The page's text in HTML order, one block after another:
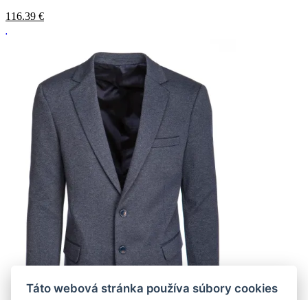
116.39 €
Táto webová stránka používa súbory cookies